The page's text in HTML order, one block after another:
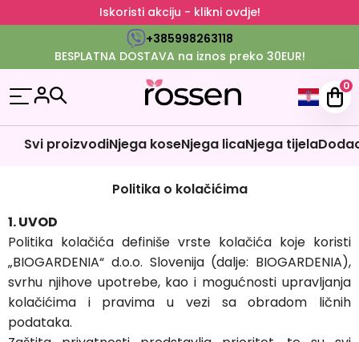
Iskoristi akciju - klikni ovdje!
+385998263118
BESPLATNA DOSTAVA na iznos preko 30EUR!
0
Svi proizvodiNjega koseNjega licaNjega tijela
Politika o kolačićima
1. UVOD
Politika kolačića definiše vrste kolačića koje koristi
„BIOGARDENIA“ d.o.o. Slovenija (dalje: BIOGARDENIA),
svrhu njihove upotrebe, kao i mogućnosti upravljanja
kolačićima i pravima u vezi sa obradom ličnih
podataka.